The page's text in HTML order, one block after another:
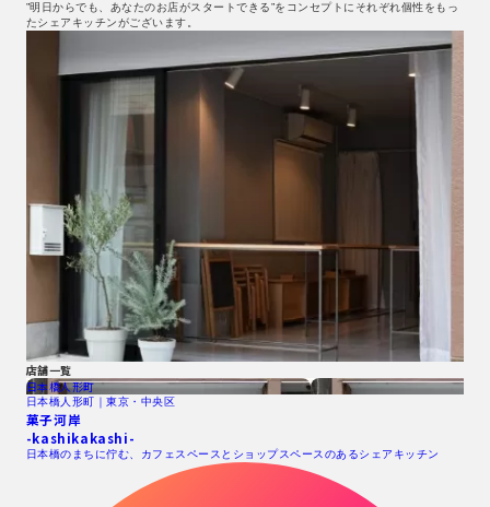
”明日からでも、あなたのお店がスタートできる”をコンセプトにそれぞれ個性をもっ
たシェアキッチンがございます。
店舗一覧
日本橋人形町
日本橋人形町｜東京・中央区
菓子河岸
-kashikakashi-
日本橋のまちに佇む、カフェスペースとショップスペースのあるシェアキッチン